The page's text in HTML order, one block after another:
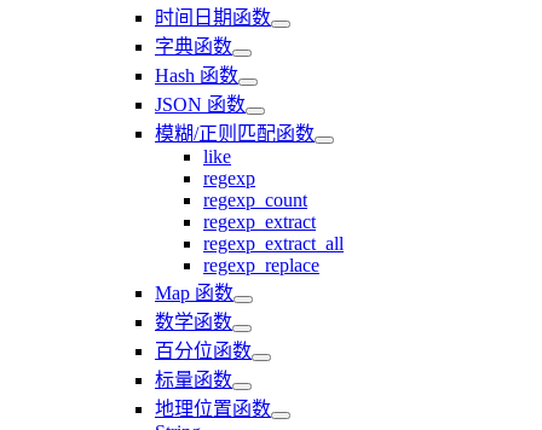
时间日期函数
字典函数
Hash 函数
JSON 函数
模糊/正则匹配函数
like
regexp
regexp_count
regexp_extract
regexp_extract_all
regexp_replace
Map 函数
数学函数
百分位函数
标量函数
地理位置函数